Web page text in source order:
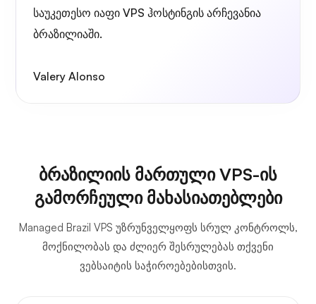
საუკეთესო იაფი VPS ჰოსტინგის არჩევანია
ბრაზილიაში.
Valery Alonso
ბრაზილიის მართული VPS-ის
გამორჩეული მახასიათებლები
Managed Brazil VPS უზრუნველყოფს სრულ კონტროლს,
მოქნილობას და ძლიერ შესრულებას თქვენი
ვებსაიტის საჭიროებებისთვის.